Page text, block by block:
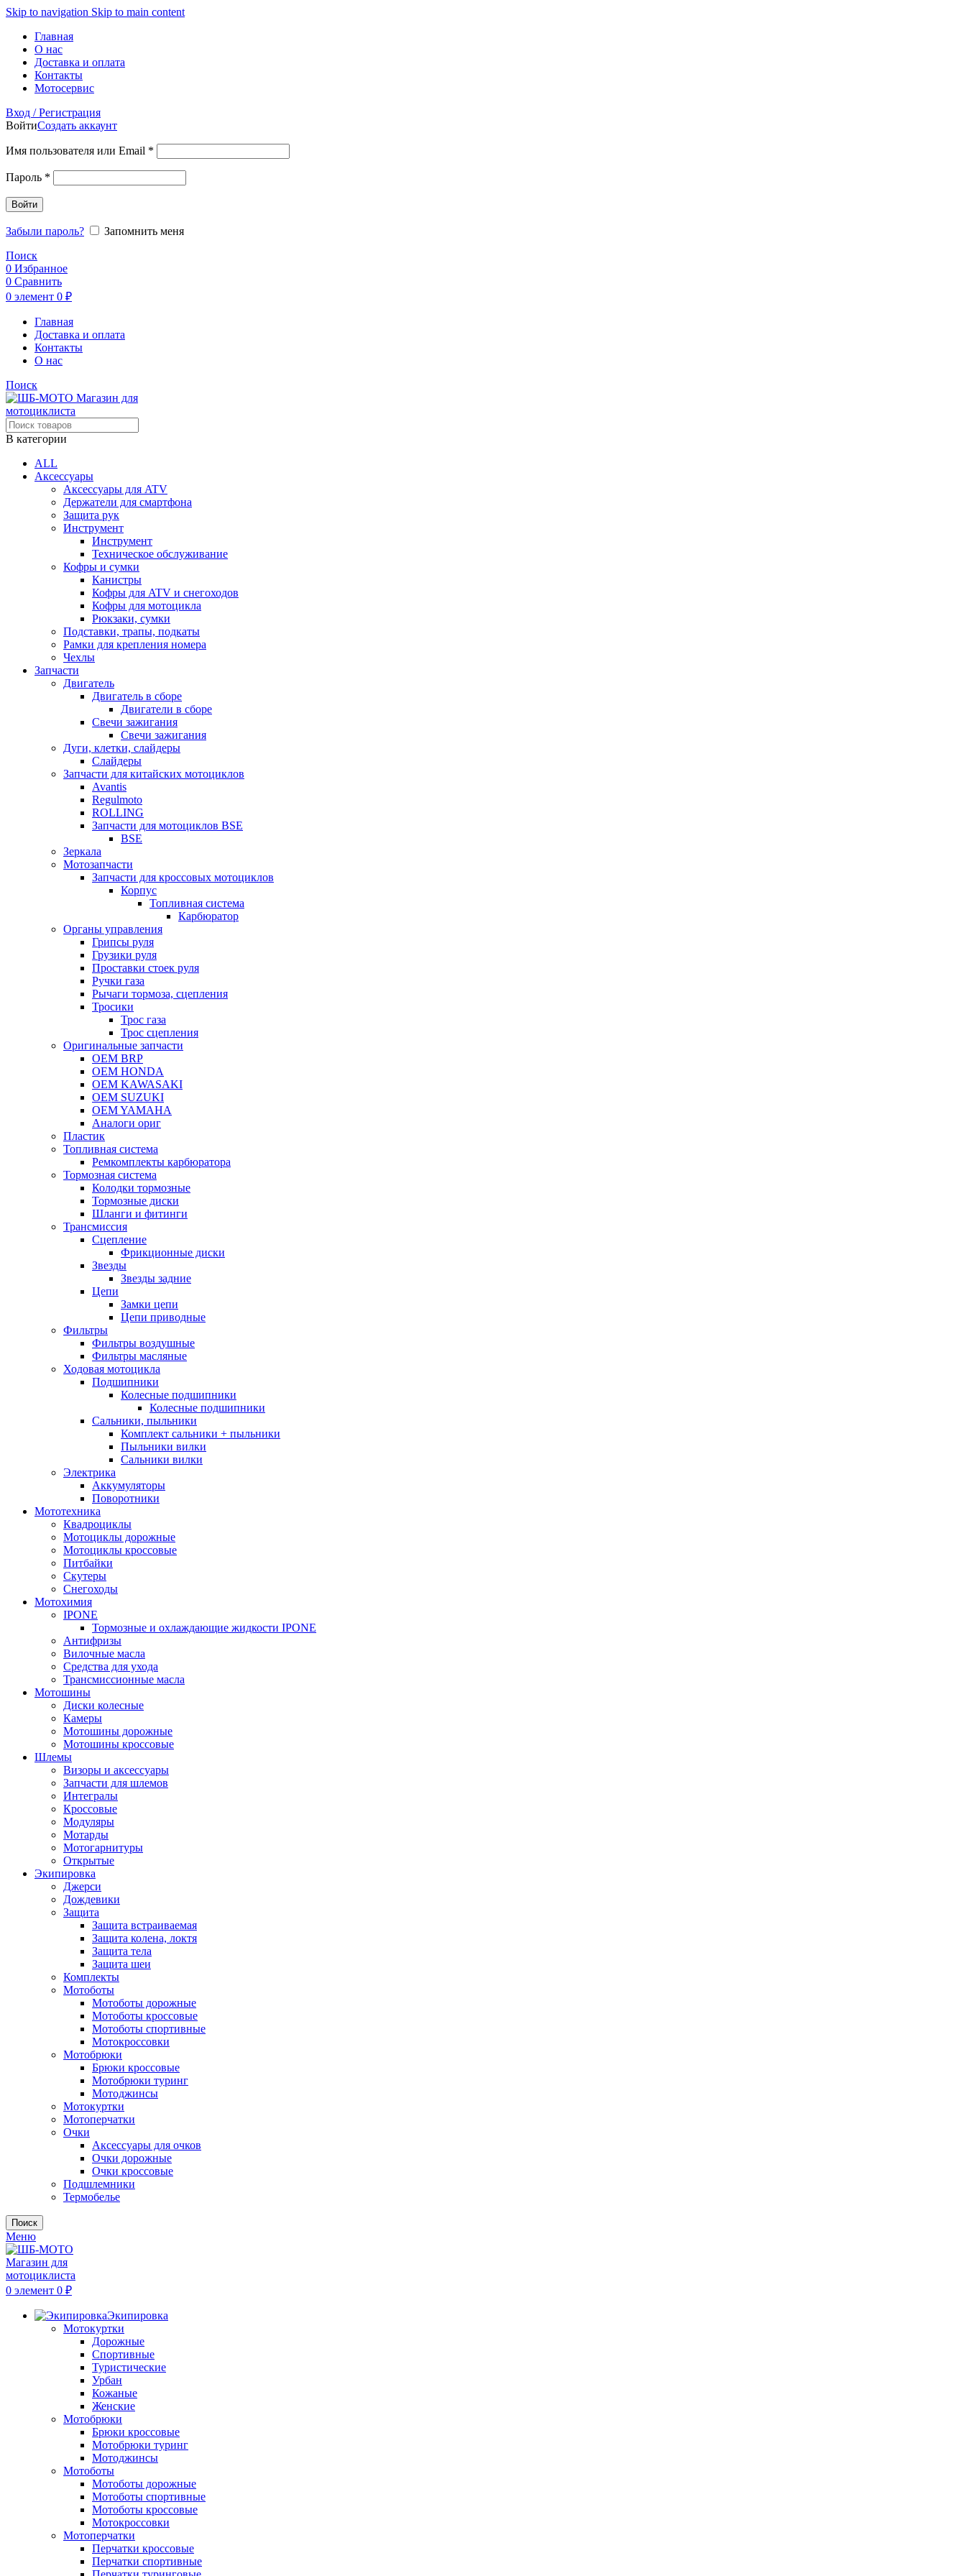
Skip to navigation Skip to main content
Главная
О нас
Доставка и оплата
Контакты
Мотосервис
Вход / Регистрация
ВойтиСоздать аккаунт
Имя пользователя или Email *
Пароль *
Войти
Забыли пароль?
Запомнить меня
Поиск
0 Избранное
0 Сравнить
0 элемент 0 ₽
Главная
Доставка и оплата
Контакты
О нас
Поиск
В категории
ALL
Аксессуары
Аксессуары для ATV
Держатели для смартфона
Защита рук
Инструмент
Инструмент
Техническое обслуживание
Кофры и сумки
Канистры
Кофры для ATV и снегоходов
Кофры для мотоцикла
Рюкзаки, сумки
Подставки, трапы, подкаты
Рамки для крепления номера
Чехлы
Запчасти
Двигатель
Двигатель в сборе
Двигатели в сборе
Свечи зажигания
Свечи зажигания
Дуги, клетки, слайдеры
Слайдеры
Запчасти для китайских мотоциклов
Avantis
Regulmoto
ROLLING
Запчасти для мотоциклов BSE
BSE
Зеркала
Мотозапчасти
Запчасти для кроссовых мотоциклов
Корпус
Топливная система
Карбюратор
Органы управления
Грипсы руля
Грузики руля
Проставки стоек руля
Ручки газа
Рычаги тормоза, сцепления
Тросики
Трос газа
Трос сцепления
Оригинальные запчасти
OEM BRP
OEM HONDA
OEM KAWASAKI
OEM SUZUKI
OEM YAMAHA
Аналоги ориг
Пластик
Топливная система
Ремкомплекты карбюратора
Тормозная система
Колодки тормозные
Тормозные диски
Шланги и фитинги
Трансмиссия
Cцепление
Фрикционные диски
Звезды
Звезды задние
Цепи
Замки цепи
Цепи приводные
Фильтры
Фильтры воздушные
Фильтры масляные
Ходовая мотоцикла
Подшипники
Колесные подшипники
Колесные подшипники
Сальники, пыльники
Комплект сальники + пыльники
Пыльники вилки
Сальники вилки
Электрика
Аккумуляторы
Поворотники
Мототехника
Квадроциклы
Мотоциклы дорожные
Мотоциклы кроссовые
Питбайки
Скутеры
Снегоходы
Мотохимия
IPONE
Тормозные и охлаждающие жидкости IPONE
Антифризы
Вилочные масла
Средства для ухода
Трансмиссионные масла
Мотошины
Диски колесные
Камеры
Мотошины дорожные
Мотошины кроссовые
Шлемы
Визоры и аксессуары
Запчасти для шлемов
Интегралы
Кроссовые
Модуляры
Мотарды
Мотогарнитуры
Открытые
Экипировка
Джерси
Дождевики
Защита
Защита встраиваемая
Защита колена, локтя
Защита тела
Защита шеи
Комплекты
Мотоботы
Мотоботы дорожные
Мотоботы кроссовые
Мотоботы спортивные
Мотокроссовки
Мотобрюки
Брюки кроссовые
Мотобрюки туринг
Мотоджинсы
Мотокуртки
Мотоперчатки
Очки
Аксессуары для очков
Очки дорожные
Очки кроссовые
Подшлемники
Термобелье
Поиск
Меню
0 элемент 0 ₽
Экипировка
Мотокуртки
Дорожные
Спортивные
Туристические
Урбан
Кожаные
Женские
Мотобрюки
Брюки кроссовые
Мотобрюки туринг
Мотоджинсы
Мотоботы
Мотоботы дорожные
Мотоботы спортивные
Мотоботы кроссовые
Мотокроссовки
Мотоперчатки
Перчатки кроссовые
Перчатки спортивные